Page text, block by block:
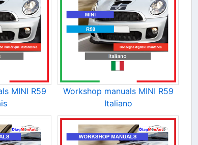
MINI R59
Workshop manuals MINI R59
Italiano